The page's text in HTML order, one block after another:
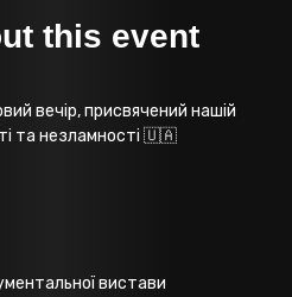
this event
вечір, присвячений нашій
та незламності 🇺🇦
вистави